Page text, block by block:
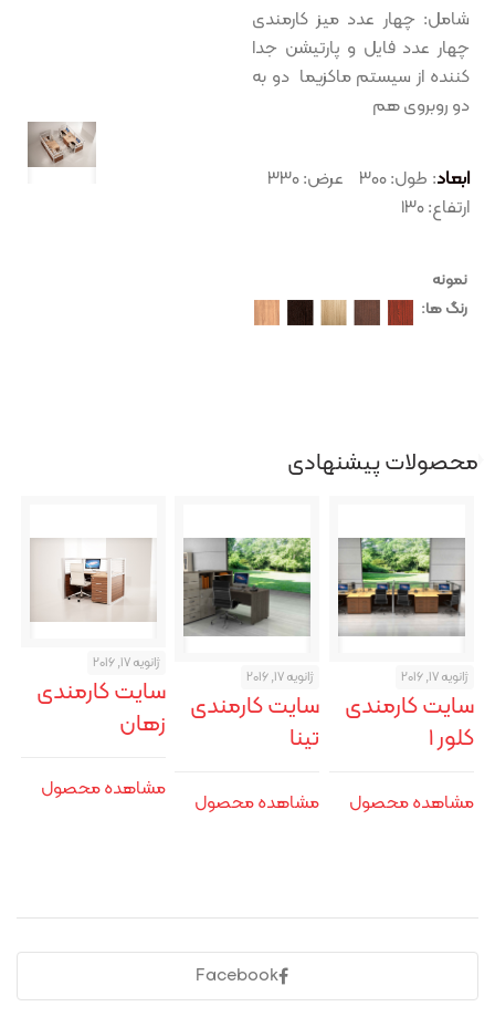
شامل: چهار عدد میز کارمندی
چهار عدد فایل و پارتیشن جدا
کننده از سیستم ماکزیما دو به
دو روبروی هم
ابعاد
ارتفاع: ۱۳۰
نمونه
رنگ ها:
محصولات پیشنهادی
ژانویه 17, 2016
سایت کارمندی
زهان
مشاهده محصول
ژانویه 17, 2016
سایت کارمندی
تینا
مشاهده محصول
ژانویه 17, 2016
سایت کارمندی
کلور ۱
مشاهده محصول
Facebook